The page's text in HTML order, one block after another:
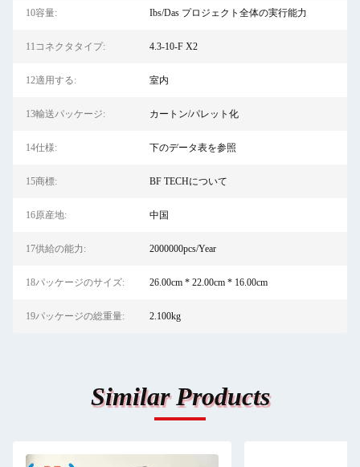
10容量: Ibs/Das プロジェクト全体の実行能力
11コネクタタイプ: 4.3-10-F X2
12適用する: 室内
13輸送パッケージ: カートン/パレット化
14仕様: 下のデータ表を参照
15商標: BF TECHについて
16原産地: 中国
17供給の能力: 2000000pcs/Year
18パッケージのサイズ: 26.00cm * 22.00cm * 16.00cm
19パッケージの総重量: 2.100kg
Similar Products